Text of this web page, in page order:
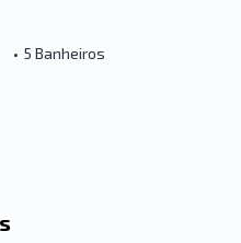
• 5 Banheiros